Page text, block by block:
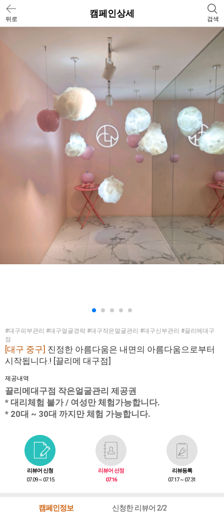
뒤로
캠페인상세
검색
#대구피부관리 #대구얼굴경락 #대구작은얼굴관리 #대구신부관리 #끌리메대구
점
[대구 중구] 진정한 아름다움은 내면의 아름다움으로부터
시작됩니다.! [끌리메 대구점]
제공내역
끌리메대구점 작은얼굴관리 제공권
* 대리체험 불가 / 여성만 체험가능합니다.
* 20대 ~ 30대 까지만 체험 가능합니다.
리뷰어 신청
07.09 ~ 07.15
리뷰어 선정
07.16
리뷰등록
07.17 ~ 07.31
캠페인정보 신청한 리뷰어 2/2